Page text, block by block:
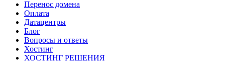
Перенос домена
Оплата
Датацентры
Блог
Вопросы и ответы
Хостинг
ХОСТИНГ РЕШЕНИЯ